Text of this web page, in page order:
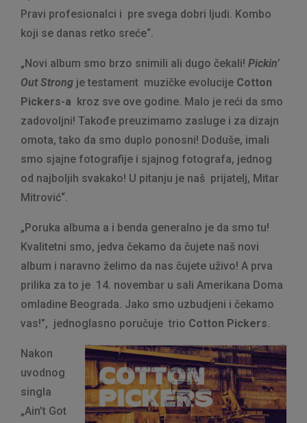
Pravi profesionalci i pre svega dobri ljudi. Kombo
koji se danas retko sreće“.
„Novi album smo brzo snimili ali dugo čekali! Pickin’
Out Strong je testament muzičke evolucije Cotton
Pickers-a
kroz sve ove godine. Malo je reći da smo
zadovoljni! Takođe preuzimamo zasluge i za dizajn
omota, tako da smo duplo ponosni! Doduše, imali
smo sjajne fotografije i sjajnog fotografa, jednog
od najboljih svakako! U pitanju je naš prijatelj, Mitar
Mitrović“.
„Poruka albuma a i benda generalno je da smo tu!
Kvalitetni smo, jedva čekamo da čujete naš novi
album i naravno želimo da nas čujete uživo! A prva
prilika za to je 14. novembar u sali Amerikana Doma
omladine Beograda. Jako smo uzbudjeni i čekamo
vas!”, jednoglasno poručuje trio Cotton Pickers.
Nakon
uvodnog
singla
„Ain’t Got